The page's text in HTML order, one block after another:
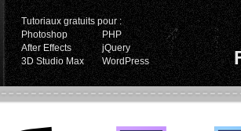
Tutoriaux gratuits pour :
Photoshop
PHP
After Effects
jQuery
3D Studio Max
WordPress